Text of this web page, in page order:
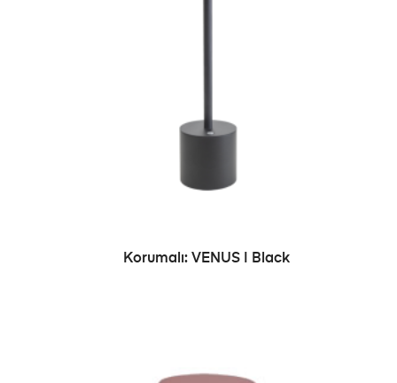
ADD TO CART
Korumalı: VENUS | Black